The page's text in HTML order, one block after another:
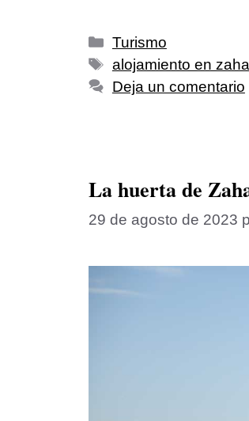
Turismo
alojamiento en
Deja un comentario
La huerta de
29 de agosto de 2023